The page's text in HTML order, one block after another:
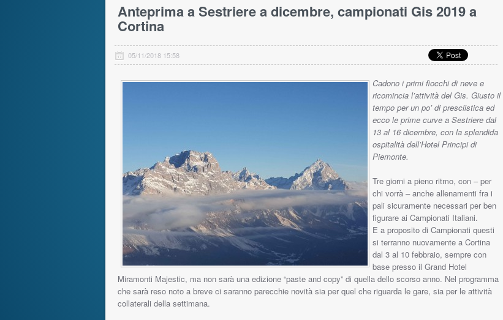
Anteprima a Sestriere a dicembre, campionati Gis 2019 a
Cortina
05/11/2018 15:58
Cadono i primi fiocchi di neve e
ricomincia l’attività del Gis. Giusto il
tempo per un po’ di presciistica ed
ecco le prime curve a Sestriere dal
13 al 16 dicembre, con la splendida
ospitalità dell’Hotel Principi di
Piemonte.
Tre giorni a pieno ritmo, con – per
chi vorrà – anche allenamenti fra i
pali sicuramente necessari per ben
figurare ai Campionati Italiani.
E a proposito di Campionati questi
si terranno nuovamente a Cortina
dal 3 al 10 febbraio, sempre con
base presso il Grand Hotel
Miramonti Majestic, ma non sarà una edizione “paste and copy” di quella dello scorso anno. Nel programma
che sarà reso noto a breve ci saranno parecchie novità sia per quel che riguarda le gare, sia per le attività
collaterali della settimana.